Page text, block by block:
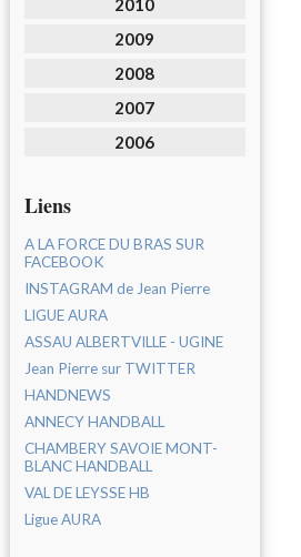
2010
2009
2008
2007
2006
Liens
A LA FORCE DU BRAS SUR
FACEBOOK
INSTAGRAM de Jean Pierre
LIGUE AURA
ASSAU ALBERTVILLE - UGINE
Jean Pierre sur TWITTER
HANDNEWS
ANNECY HANDBALL
CHAMBERY SAVOIE MONT-
BLANC HANDBALL
VAL DE LEYSSE HB
Ligue AURA